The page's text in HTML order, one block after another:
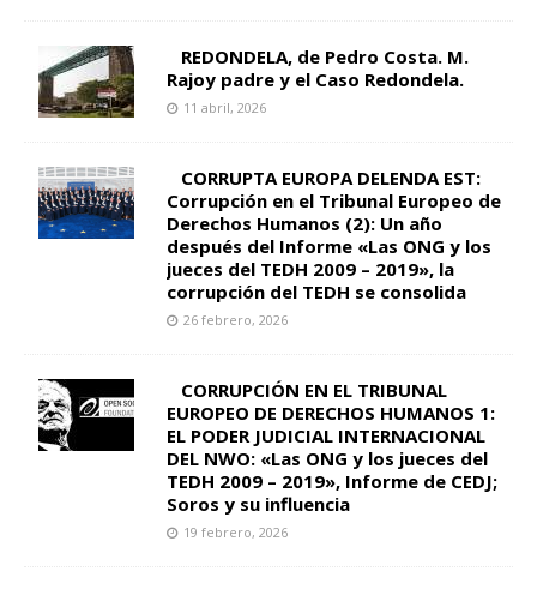
REDONDELA, de Pedro Costa. M.
Rajoy padre y el Caso Redondela.
11 abril, 2026
CORRUPTA EUROPA DELENDA EST:
Corrupción en el Tribunal Europeo de
Derechos Humanos (2): Un año
después del Informe «Las ONG y los
jueces del TEDH 2009 – 2019», la
corrupción del TEDH se consolida
26 febrero, 2026
CORRUPCIÓN EN EL TRIBUNAL
EUROPEO DE DERECHOS HUMANOS 1:
EL PODER JUDICIAL INTERNACIONAL
DEL NWO: «Las ONG y los jueces del
TEDH 2009 – 2019», Informe de CEDJ;
Soros y su influencia
19 febrero, 2026